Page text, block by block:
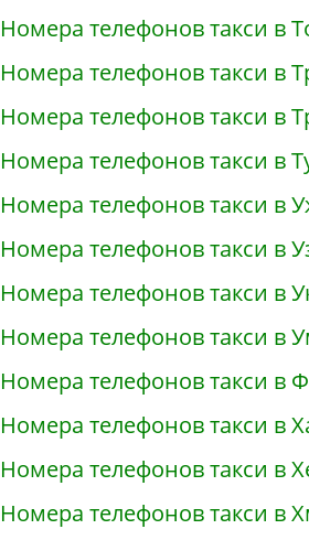
Номера телефонов такси в
Номера телефонов такси в
Номера телефонов такси в
Номера телефонов такси в
Номера телефонов такси в
Номера телефонов такси в
Номера телефонов такси в
Номера телефонов такси в
Номера телефонов такси в
Номера телефонов такси в
Номера телефонов такси в
Номера телефонов такси в